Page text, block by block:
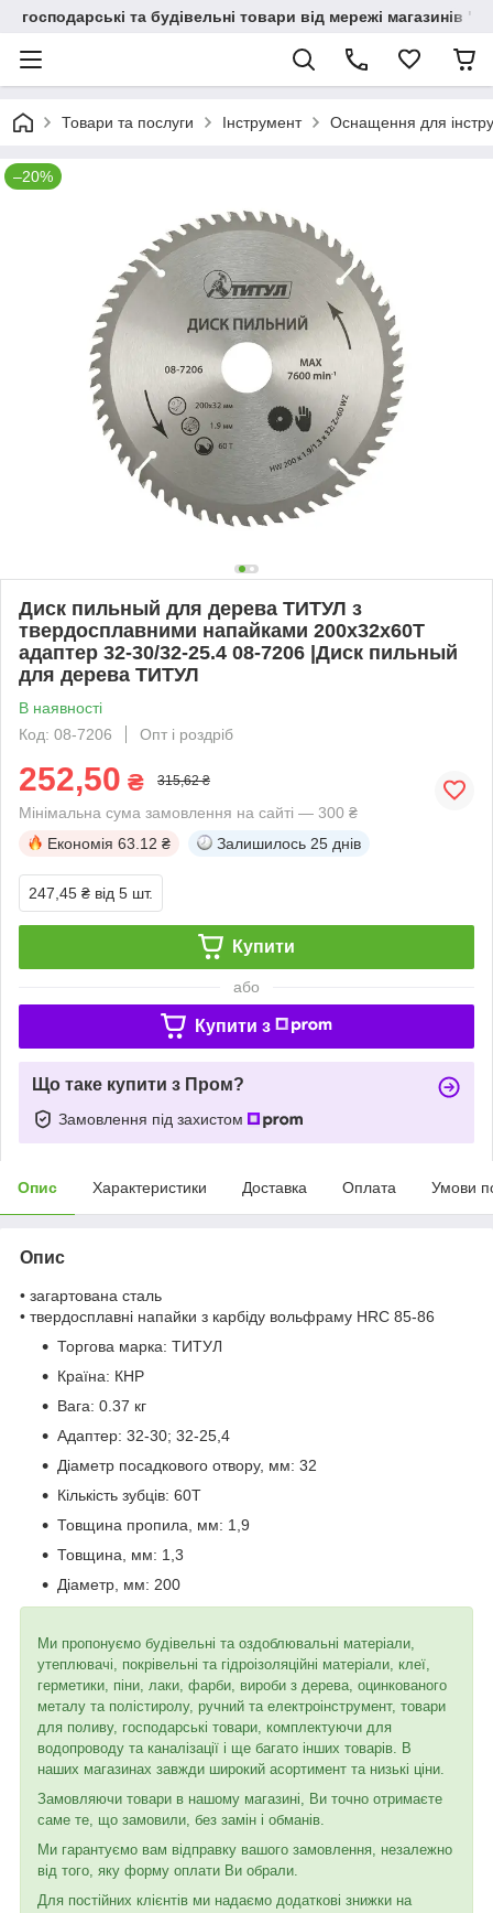
господарські та будівельні товари від мережі магазинів
Товари та послуги Інструмент Оснащення для
–20%
Диск пильный для дерева ТИТУЛ з
твердосплавними напайками 200х32х60Т
адаптер 32-30/32-25.4 08-7206 |Диск пильный
для дерева ТИТУЛ
В наявності
Код: 08-7206
Опт і роздріб
252,50 ₴ 315,62 ₴
Мінімальна сума замовлення на сайті — 300 ₴
Економія 63.12 ₴ Залишилось 25 днів
247,45 ₴ від 5 шт.
Купити
або
Купити з
Що таке купити з Пром?
Замовлення під захистом
Опис Характеристики Доставка Оплата Умови
Опис
• загартована сталь
• твердосплавні напайки з карбіду вольфраму HRC 85-86
Торгова марка: ТИТУЛ
Країна: КНР
Вага: 0.37 кг
Адаптер: 32-30; 32-25,4
Діаметр посадкового отвору, мм: 32
Кількість зубців: 60T
Товщина пропила, мм: 1,9
Товщина, мм: 1,3
Діаметр, мм: 200
Ми пропонуємо будівельні та оздоблювальні матеріали,
утеплювачі, покрівельні та гідроізоляційні матеріали, клеї,
герметики, піни, лаки, фарби, вироби з дерева, оцинкованого
металу та полістиролу, ручний та електроінструмент, товари
для поливу, господарські товари, комплектуючи для
водопроводу та каналізації і ще багато інших товарів. В
наших магазинах завжди широкий асортимент та низькі ціни.
Замовляючи товари в нашому магазині, Ви точно отримаєте
саме те, що замовили, без замін і обманів.
Ми гарантуємо вам відправку вашого замовлення, незалежно
від того, яку форму оплати Ви обрали.
Для постійних клієнтів ми надаємо додаткові знижки на